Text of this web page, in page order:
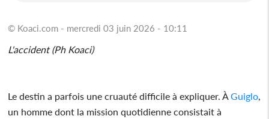
© Koaci.com - mercredi 03 juin 2026 - 10:11
L'accident (Ph Koaci)
Le destin a parfois une cruauté difficile à expliquer. ÀGuiglo
un homme dont la mission quotidienne consistait à